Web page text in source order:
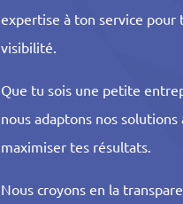
expertise à ton service pour
visibilité.
Que tu sois une petite
nous adaptons nos
maximiser tes résultats.
Nous croyons en la